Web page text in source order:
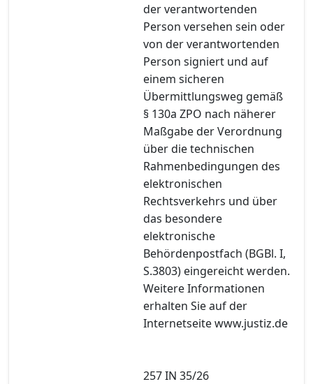
der verantwortenden
Person versehen sein oder
von der verantwortenden
Person signiert und auf
einem sicheren
Übermittlungsweg gemäß
§ 130a ZPO nach näherer
Maßgabe der Verordnung
über die technischen
Rahmenbedingungen des
elektronischen
Rechtsverkehrs und über
das besondere
elektronische
Behördenpostfach (BGBl. I,
S.3803) eingereicht werden.
Weitere Informationen
erhalten Sie auf der
Internetseite www.justiz.de
257 IN 35/26